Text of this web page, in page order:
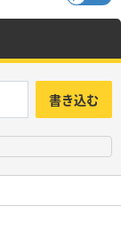
書き込む